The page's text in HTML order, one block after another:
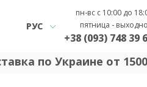
РУС
пн-вс с 10:00 до
пятница -
+38 (093) 748 39
по Украине от